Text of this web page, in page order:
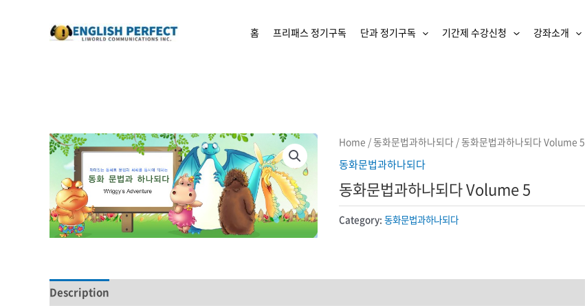
홈 프리패스 정기구독 단과 정기구독 기간제 수강신청 강좌소개
Home /동화문법과하나되다/ 동화문법과하나되다 Volume 5
동화문법과하나되다
동화문법과하나되다 Volume 5
Category: 동화문법과하나되다
Description